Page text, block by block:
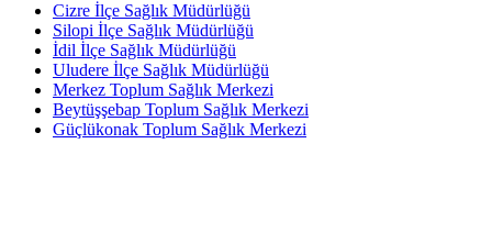
Cizre İlçe Sağlık Müdürlüğü
Silopi İlçe Sağlık Müdürlüğü
İdil İlçe Sağlık Müdürlüğü
Uludere İlçe Sağlık Müdürlüğü
Merkez Toplum Sağlık Merkezi
Beytüşşebap Toplum Sağlık Merkezi
Güçlükonak Toplum Sağlık Merkezi